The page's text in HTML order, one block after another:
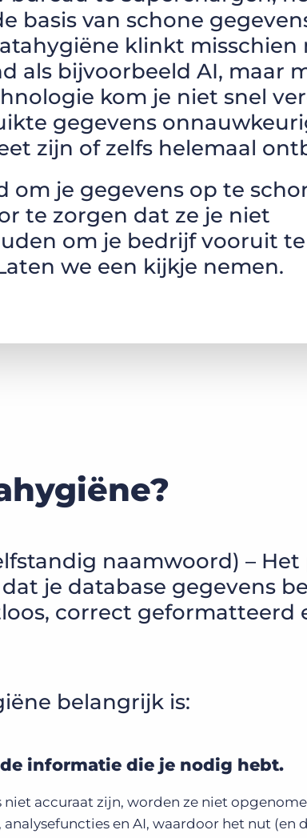
basis van schone
klinkt misschien
als bijvoorbeeld AI, maar
kom je niet snel
gegevens
zijn of zelfs helemaal
om je gegevens op te
te zorgen dat ze je niet
om je bedrijf vooruit te
we een kijkje nemen.
naamwoord) – Het
je database gegevens
correct geformatteerd
belangrijk is:
informatie die je nodig hebt.
niet accuraat zijn, worden ze niet
en AI, waardoor het nut (en